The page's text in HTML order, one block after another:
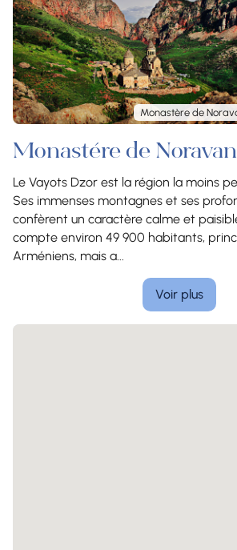
Monastère de
Monastère de
Le Vayots Dzor est la région la moins
Ses immenses montagnes et ses
confèrent un caractère calme et
compte environ 49 900 habitants,
Arméniens, mais a...
Voir plus